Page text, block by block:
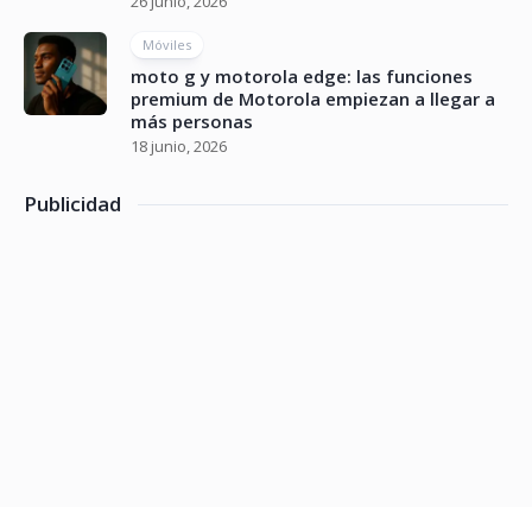
Móviles
moto g y motorola edge: las funciones
premium de Motorola empiezan a llegar a
más personas
18 junio, 2026
Publicidad